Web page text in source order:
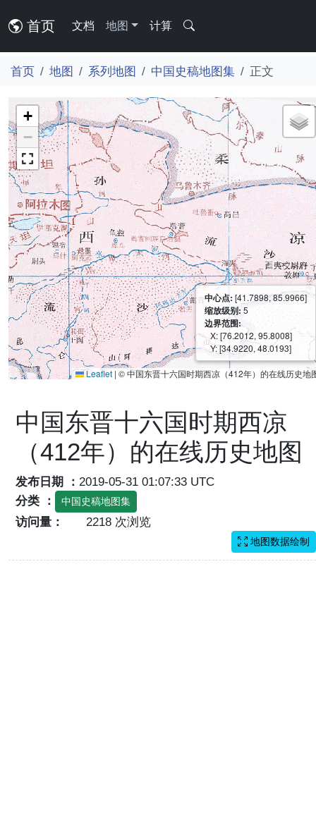
首页 文档 地图 计算
首页 地图 系列地图 中国史稿地图集 正文
+
−
中心点: [41.7898, 85.9966]
缩放级别: 5
边界范围:
X: [76.2012, 95.8008]
Y: [34.9220, 48.0193]
Leaflet | © 中国东晋十六国时期西凉（412年）的在线历史地
中国东晋十六国时期西凉
（412年）的在线历史地图
发布日期 ： 2019-05-31 01:07:33 UTC
分类 ：
中国史稿地图集
访问量： 2218 次浏览
地图数据绘制